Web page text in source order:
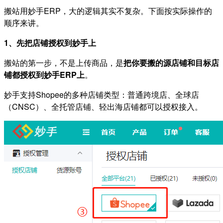
搬站用妙手ERP，大的逻辑其实不复杂。下面按实际操作的
顺序来讲。
1、先把店铺授权到妙手上
搬站的第一步，不是上传商品，是把你要搬的源店铺和目标店
铺都授权到妙手ERP上。
妙手支持Shopee的多种店铺类型：普通跨境店、全球店
（CNSC）、全托管店铺、轻出海店铺都可以授权接入。